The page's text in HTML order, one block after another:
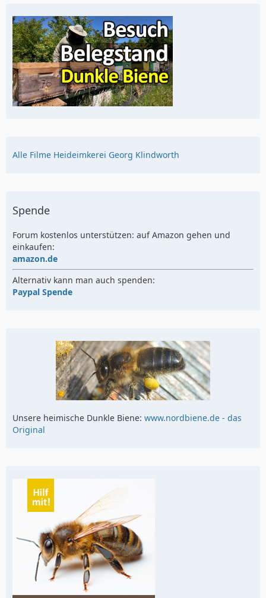
Alle Filme Heideimkerei Georg Klindworth
Spende
Forum kostenlos unterstützen: auf Amazon gehen und
einkaufen:
amazon.de
Alternativ kann man auch spenden:
Paypal Spende
Unsere heimische Dunkle Biene: www.nordbiene.de - das
Original